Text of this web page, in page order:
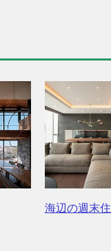
海辺の週末